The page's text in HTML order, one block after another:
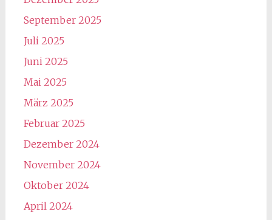
September 2025
Juli 2025
Juni 2025
Mai 2025
März 2025
Februar 2025
Dezember 2024
November 2024
Oktober 2024
April 2024